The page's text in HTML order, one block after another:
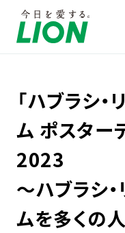
「ハブラシ
ム ポスター
2023
～ハブラシ
ムを多くの